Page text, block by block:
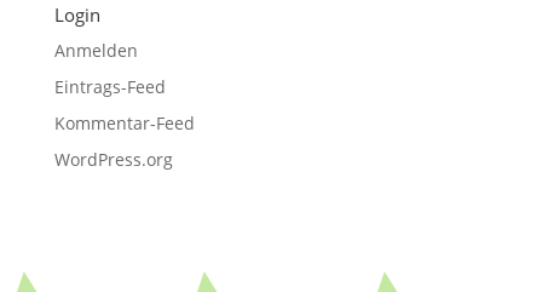
Login
Anmelden
Eintrags-Feed
Kommentar-Feed
WordPress.org